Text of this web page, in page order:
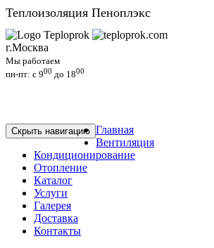
Теплоизоляция Пеноплэкс
г.Москва
Мы работаем
пн-пт: c 900 до 1800
Скрыть навигацию Главная
Вентиляция
Кондиционирование
Отопление
Каталог
Услуги
Галерея
Доставка
Контакты